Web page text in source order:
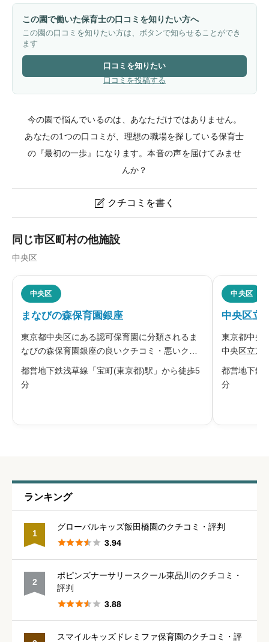
この園で働いた保育士の口コミを知りたい方へ
この園の口コミを知りたい方は、ボタンで知らせることができ
ます
口コミを知りたい
口コミを投稿する
今の園で悩んでいるのは、あなただけではありません。
あなたの1つの口コミが、理想の職場を探している保育士
の『最初の一歩』になります。本音の声を届けてみませ
んか？
 クチコミを書く
ニックネーム
※本名や誤解される名前の使用はご遠慮ください。
星の数をお選びください 
星の数をお選びください
同じ市区町村の他施設
中央区
中央区
まなびの森保育園銀座
東京都中央区にある認可保育園に分類されるま
なびの森保育園銀座の良いクチコミ・悪いクチ
コミを合わせて評判をご紹介します。同園を運
営する株式会社こどもの森は、「自分の子ども
を入れたい園をつくる」を基本理念に掲げて保
都営地下鉄浅草線「宝町(東京都)駅」から徒歩5
分
中央区
中央区立
東京都中央
中央区立京
チコミを合
立京橋こど
デミーが運
都営地下鉄
分
ランキング
1
グローバルキッズ飯田橋園のクチコミ・評判
 3.94
2
ポピンズナーサリースクール東品川のクチコミ・
評判
 3.88
スマイルキッズドレミファ保育園のクチコミ・評